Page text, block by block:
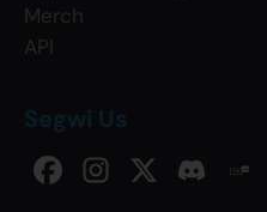
Merch
API
Segwi Us